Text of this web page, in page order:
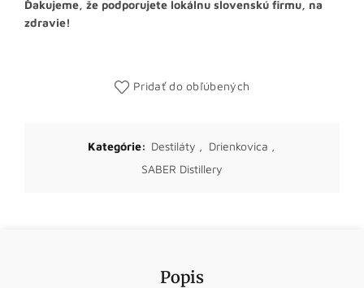
Ďakujeme, že podporujete lokálnu slovenskú firmu, na
zdravie!
Pridať do obľúbených
Kategórie: Destiláty , Drienkovica ,
SABER Distillery
Popis